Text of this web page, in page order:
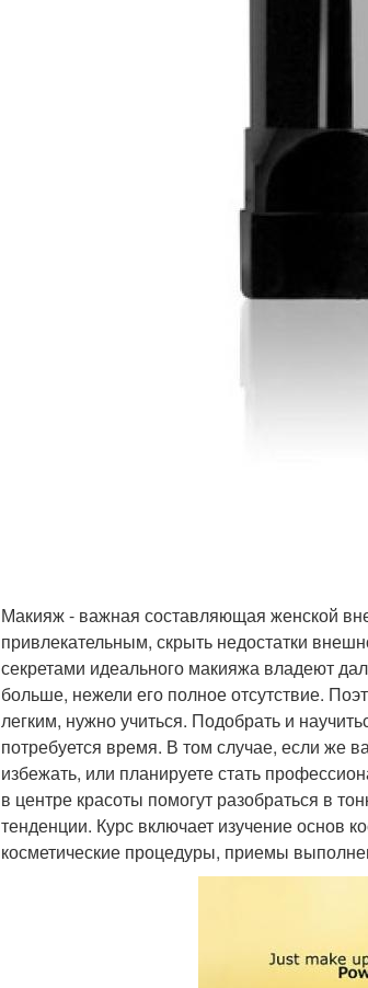
Макияж - важная составляющая женской
привлекательным, скрыть недостатки
секретами идеального макияжа владеют
больше, нежели его полное отсутствие.
легким, нужно учиться. Подобрать и
потребуется время. В том случае, если же
избежать, или планируете стать
в центре красоты помогут разобраться в
тенденции. Курс включает изучение основ
косметические процедуры, приемы